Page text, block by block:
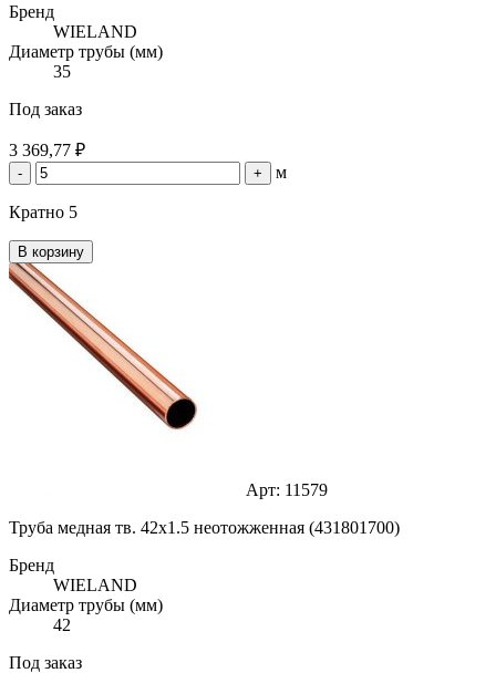
Бренд
WIELAND
Диаметр трубы (мм)
35
Под заказ
3 369,77 ₽
- + м
Кратно 5
В корзину
Арт: 11579
Труба медная тв. 42х1.5 неотожженная (431801700)
Бренд
WIELAND
Диаметр трубы (мм)
42
Под заказ